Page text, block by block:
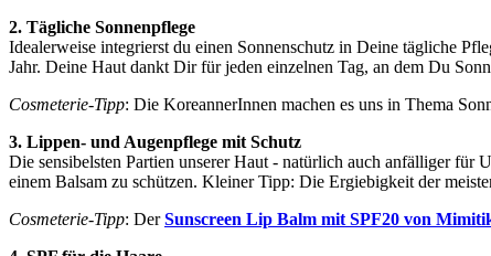
2. Tägliche Sonnenpflege
Idealerweise integrierst du einen Sonnenschutz in Deine tägliche
Jahr. Deine Haut dankt Dir für jeden einzelnen Tag, an dem Du
Cosmeterie-Tipp: Die KoreannerInnen machen es uns in Thema
3. Lippen- und Augenpflege mit Schutz
Die sensibelsten Partien unserer Haut - natürlich auch anfälliger für
einem Balsam zu schützen. Kleiner Tipp: Die Ergiebigkeit der
Cosmeterie-Tipp: DerSunscreen Lip Balm mit SPF20 von